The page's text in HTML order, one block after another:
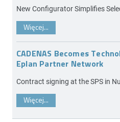
New Configurator Simplifies
Więcej...
CADENAS Becomes
Eplan Partner Network
Contract signing at the SPS in
Więcej...